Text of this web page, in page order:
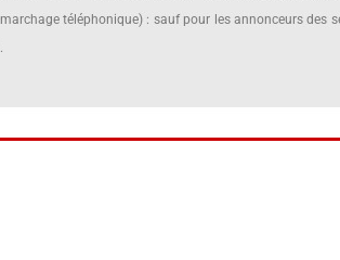
téléphonique) : sauf pour les annonceurs des